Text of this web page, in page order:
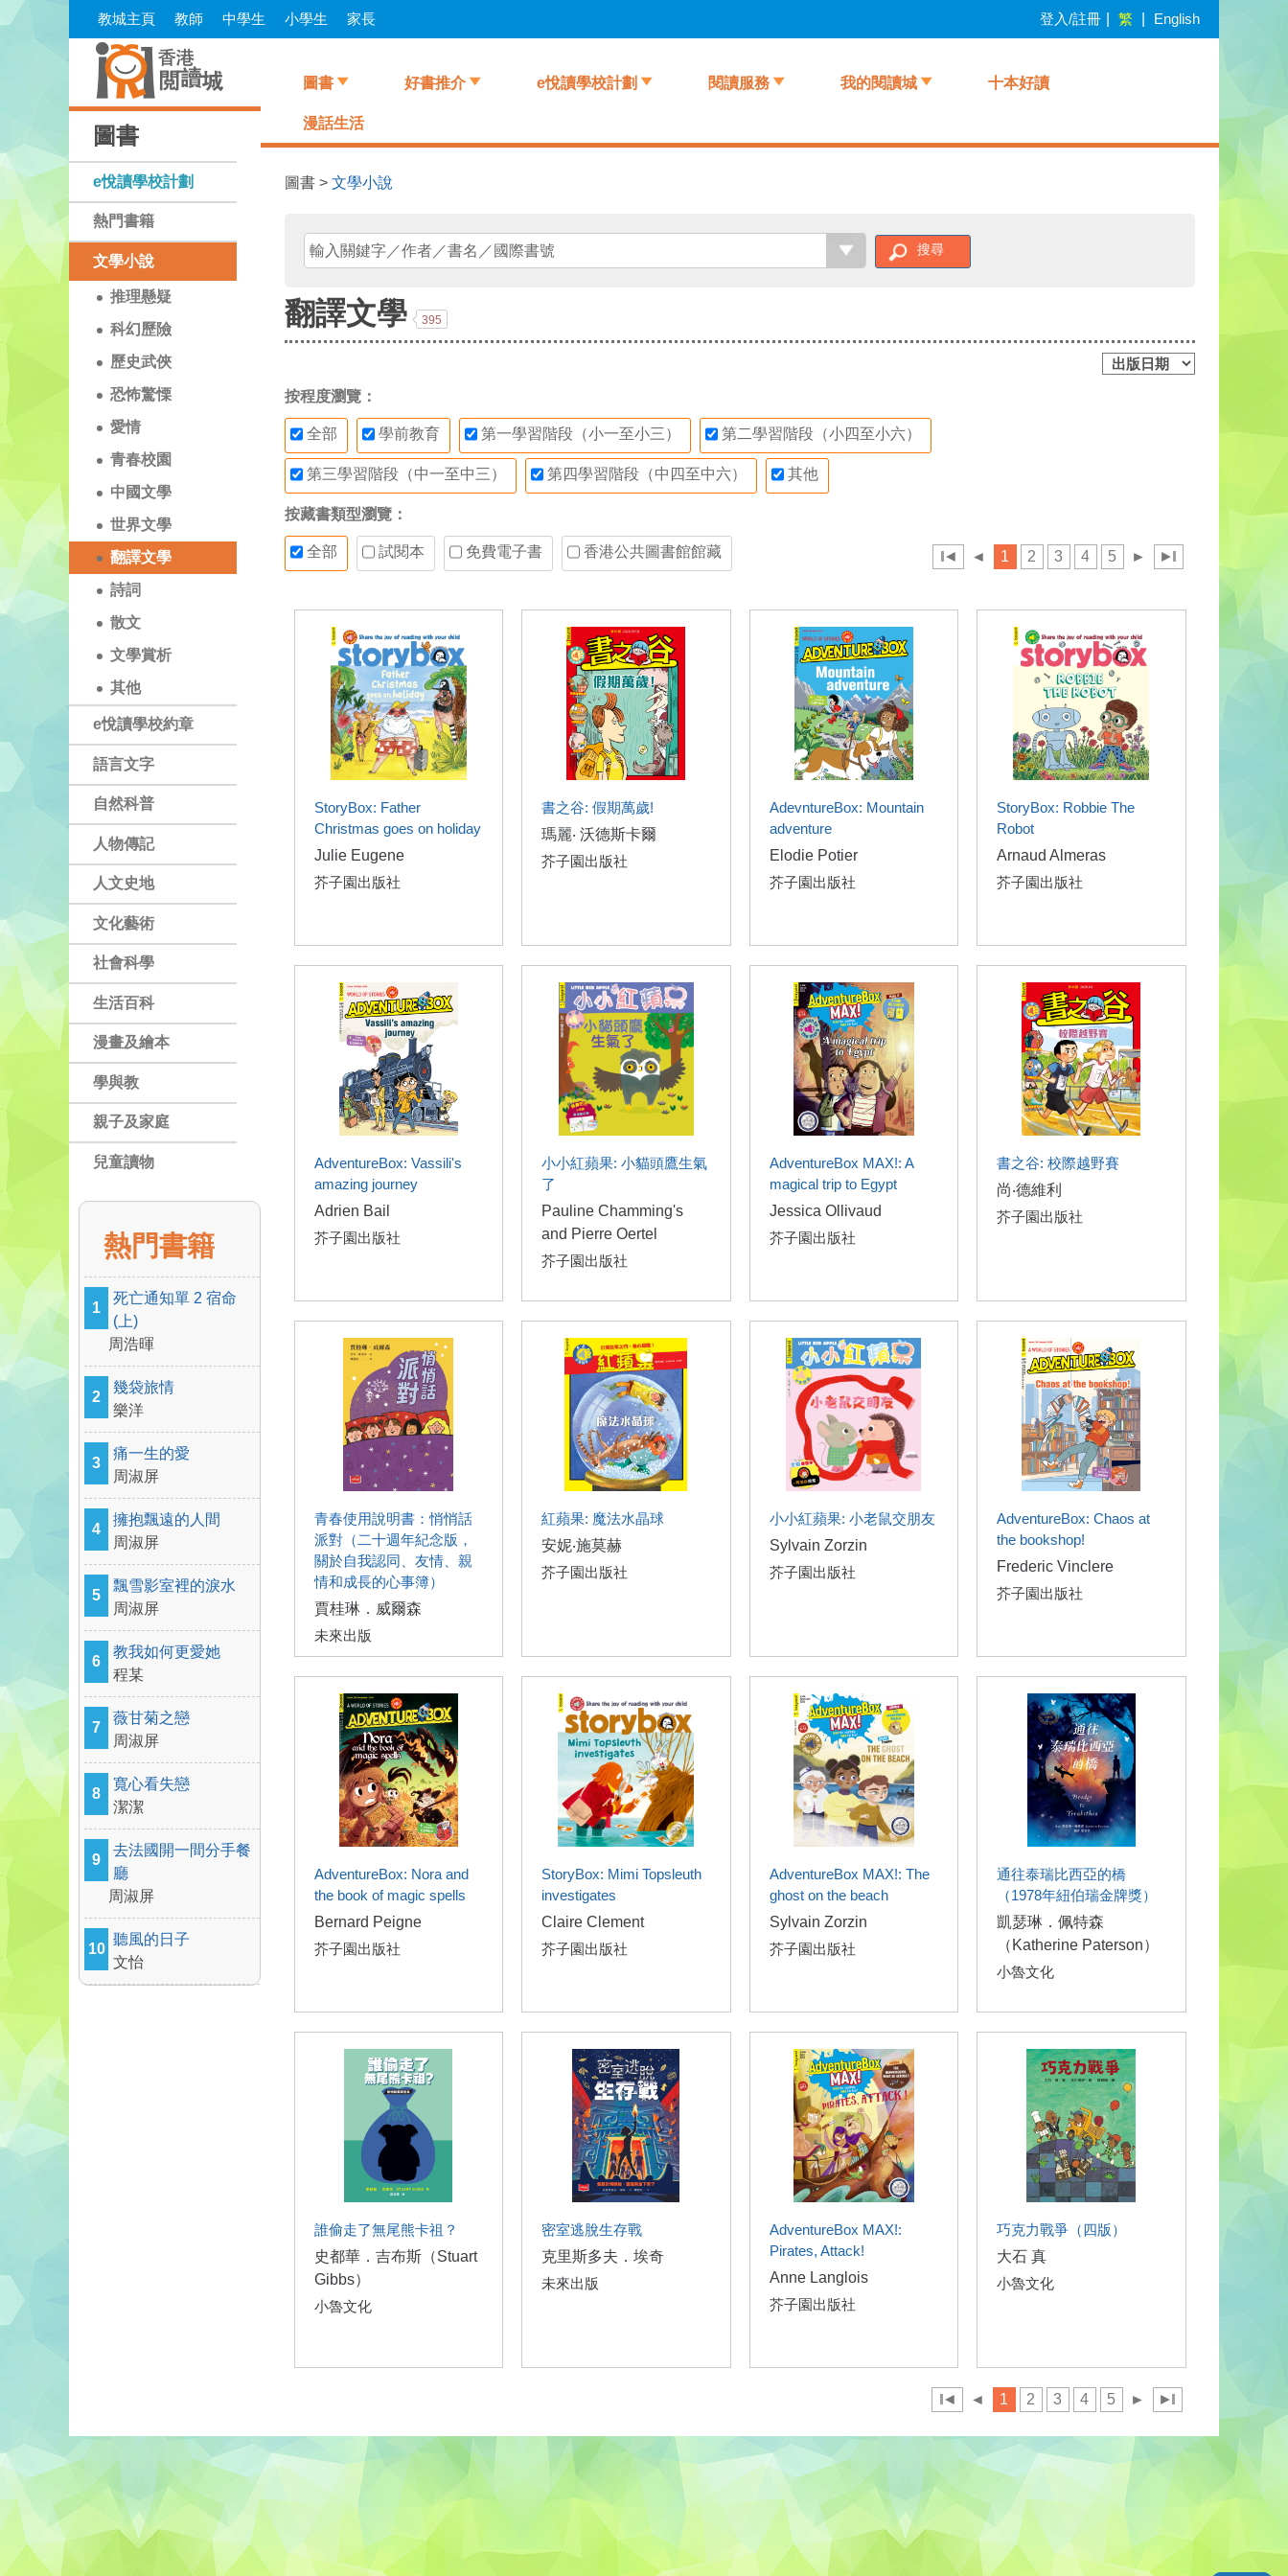
Skip
教城主頁 教師 中學生 小學生 家長 登入/註冊 繁 English
圖書
e悅讀學校計劃
熱門書籍
文學小說
推理懸疑
科幻歷險
歷史武俠
恐怖驚慄
愛情
青春校園
中國文學
世界文學
翻譯文學
詩詞
散文
文學賞析
其他
e悅讀學校約章
語言文字
自然科普
人物傳記
人文史地
文化藝術
社會科學
生活百科
漫畫及繪本
學與教
親子及家庭
兒童讀物
熱門書籍
1
死亡通知單 2 宿命
(上)
周浩暉
2
幾袋旅情
樂洋
3
痛一生的愛
周淑屏
4
擁抱飄遠的人間
周淑屏
5
飄雪影室裡的淚水
周淑屏
6
教我如何更愛她
程某
7
薇甘菊之戀
周淑屏
8
寬心看失戀
潔潔
9
去法國開一間分手餐
廳
周淑屏
10
聽風的日子
文怡
圖書 好書推介 e悅讀學校計劃 閱讀服務 我的閱讀城 十本好讀
漫話生活
圖書 > 文學小說
搜尋
翻譯文學 395
按程度瀏覽：
全部 學前教育 第一學習階段（小一至小三） 第二學習階段（小四至小六）
第三學習階段（中一至中三） 第四學習階段（中四至中六） 其他
按藏書類型瀏覽：
全部 試閱本 免費電子書 香港公共圖書館館藏 ◄ ◄ 1 2 3 4 5 ► ►
StoryBox: Father
Christmas goes on holiday
Julie Eugene
芥子園出版社
書之谷: 假期萬歲!
瑪麗‧ 沃德斯卡爾
芥子園出版社
AdevntureBox: Mountain
adventure
Elodie Potier
芥子園出版社
StoryBox: Robbie The
Robot
Arnaud Almeras
芥子園出版社
AdventureBox: Vassili's
amazing journey
Adrien Bail
芥子園出版社
小小紅蘋果: 小貓頭鷹生氣
了
Pauline Chamming's
and Pierre Oertel
芥子園出版社
AdventureBox MAX!: A
magical trip to Egypt
Jessica Ollivaud
芥子園出版社
書之谷: 校際越野賽
尚‧德維利
芥子園出版社
青春使用說明書：悄悄話
派對（二十週年紀念版，
關於自我認同、友情、親
情和成長的心事簿）
賈桂琳．威爾森
未來出版
紅蘋果: 魔法水晶球
安妮‧施莫赫
芥子園出版社
小小紅蘋果: 小老鼠交朋友
Sylvain Zorzin
芥子園出版社
AdventureBox: Chaos at
the bookshop!
Frederic Vinclere
芥子園出版社
AdventureBox: Nora and
the book of magic spells
Bernard Peigne
芥子園出版社
StoryBox: Mimi Topsleuth
investigates
Claire Clement
芥子園出版社
AdventureBox MAX!: The
ghost on the beach
Sylvain Zorzin
芥子園出版社
通往泰瑞比西亞的橋
（1978年紐伯瑞金牌獎）
凱瑟琳．佩特森
（Katherine Paterson）
小魯文化
誰偷走了無尾熊卡祖？
史都華．吉布斯（Stuart
Gibbs）
小魯文化
密室逃脫生存戰
克里斯多夫．埃奇
未來出版
AdventureBox MAX!:
Pirates, Attack!
Anne Langlois
芥子園出版社
巧克力戰爭（四版）
大石 真
小魯文化
◄ ◄ 1 2 3 4 5 ► ►